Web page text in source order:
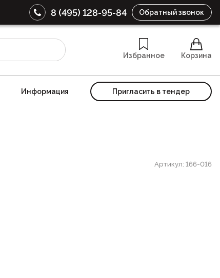
8 (495) 128-95-84 Обратный звонок
Избранное Корзина
Информация Пригласить в тендер
Артикул: 166-016